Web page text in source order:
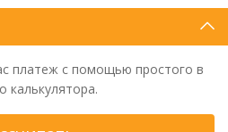
платеж с помощью простого в
калькулятора.